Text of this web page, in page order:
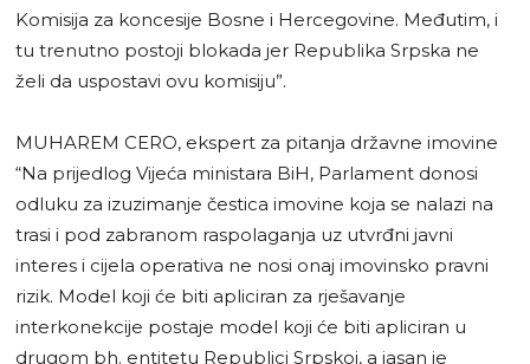
Komisija za koncesije Bosne i Hercegovine. Međutim, i
tu trenutno postoji blokada jer Republika Srpska ne
želi da uspostavi ovu komisiju”.
MUHAREM CERO, ekspert za pitanja državne imovine
“Na prijedlog Vijeća ministara BiH, Parlament donosi
odluku za izuzimanje čestica imovine koja se nalazi na
trasi i pod zabranom raspolaganja uz utvrđni javni
interes i cijela operativa ne nosi onaj imovinsko pravni
rizik. Model koji će biti apliciran za rješavanje
interkonekcije postaje model koji će biti apliciran u
drugom bh. entitetu Republici Srpskoj, a jasan je